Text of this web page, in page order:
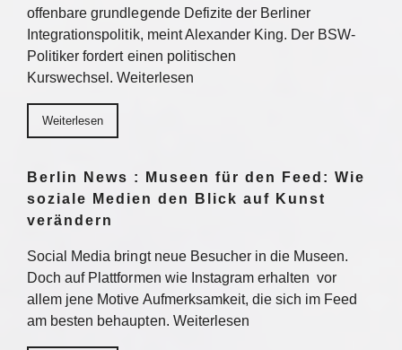
offenbare grundlegende Defizite der Berliner
Integrationspolitik, meint Alexander King. Der BSW-
Politiker fordert einen politischen
Kurswechsel. Weiterlesen
Weiterlesen
Berlin News : Museen für den Feed: Wie
soziale Medien den Blick auf Kunst
verändern
Social Media bringt neue Besucher in die Museen.
Doch auf Plattformen wie Instagram erhalten vor
allem jene Motive Aufmerksamkeit, die sich im Feed
am besten behaupten. Weiterlesen